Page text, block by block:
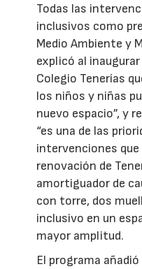
Todas las
inclusivos como
Medio Ambiente y
explicó al
Colegio Tenerías
los niños y niñas
nuevo espacio”, y
“es una de las
intervenciones que
renovación de
amortiguador de
con torre, dos
inclusivo en un
mayor amplitud.
El programa